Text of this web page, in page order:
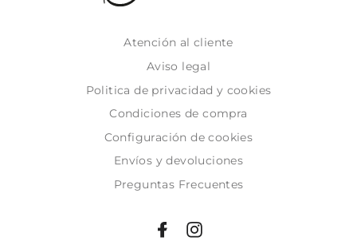
Atención al cliente
Aviso legal
Politica de privacidad y cookies
Condiciones de compra
Configuración de cookies
Envíos y devoluciones
Preguntas Frecuentes